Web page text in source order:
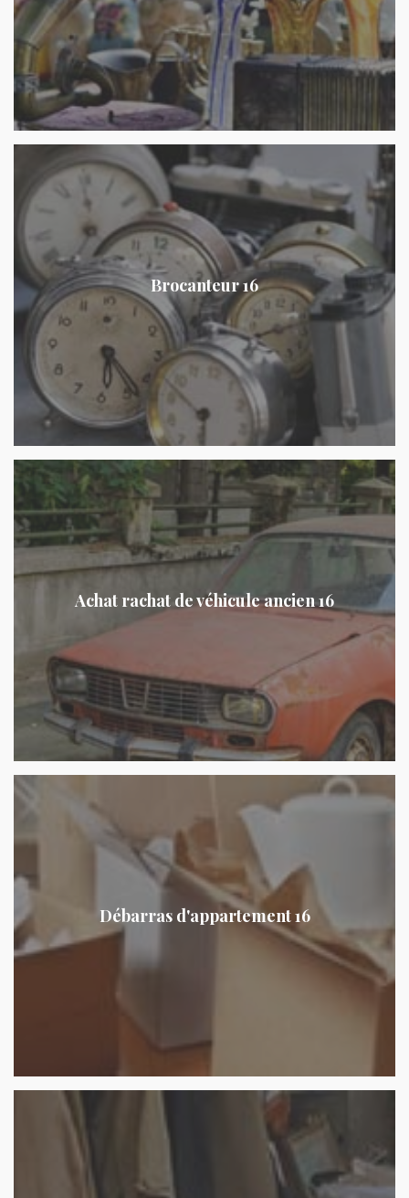
Brocanteur 16
Achat rachat de véhicule ancien 16
Débarras d'appartement 16